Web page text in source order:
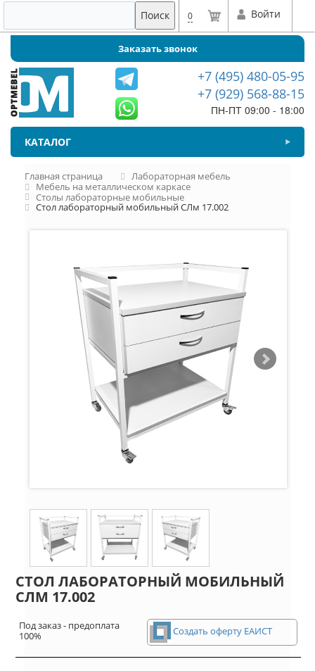
Поиск 0 Войти
Заказать звонок
+7 (495) 480-05-95
+7 (929) 568-88-15
ПН-ПТ 09:00 - 18:00
КАТАЛОГ
Главная страница
Лабораторная мебель
Мебель на металлическом каркасе
Столы лабораторные мобильные
Стол лабораторный мобильный СЛм 17.002
СТОЛ ЛАБОРАТОРНЫЙ МОБИЛЬНЫЙ
СЛМ 17.002
Под заказ - предоплата
100%
Создать оферту ЕАИСТ